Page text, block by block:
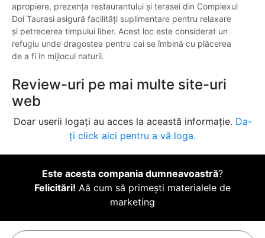
apropiere, prezența restaurantului și terasei din Complexul
Doi Taurasi asigură facilități suplimentare pentru relaxare
și petrecerea timpului liber. Acest loc este considerat un
refugiu unde dragostea pentru cai se îmbină cu plăcerea
de a fi în mijlocul naturii.
Review-uri pe mai multe site-uri
web
Doar userii logați au acces la această informație. Da-
ți click aici pentru a vă loga.
Este acesta compania dumneavoastră?
Felicitări! Aă cum să primești materialele de
marketing